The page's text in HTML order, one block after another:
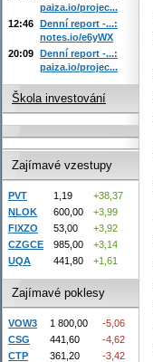
paiza.io/projec...
12:46 Denní report -...:
notes.io/e6yWX
20:09 Denní report -...:
paiza.io/projec...
Škola investování
Zajímavé vzestupy
PVT 1,19
+38,37
NLOK
600,00
+3,99
FIXZO
53,00
+3,92
CZGCE
985,00
+3,14
UQA
441,80 +1,61
Zajímavé poklesy
VOW3 1 800,00
-5,06
CSG
441,60
-4,62
CTP
361,20
-3,42